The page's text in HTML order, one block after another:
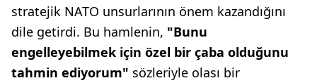
stratejik NATO unsurlarının önem kazandığını
dile getirdi. Bu hamlenin, "Bunu
engelleyebilmek için özel bir çaba olduğunu
tahmin ediyorum" sözleriyle olası bir